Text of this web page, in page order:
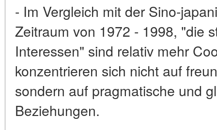
- Im Vergleich mit der Sino-
Zeitraum von 1972 - 1998, "die
Interessen" sind relativ mehr
konzentrieren sich nicht auf
sondern auf pragmatische und
Beziehungen.